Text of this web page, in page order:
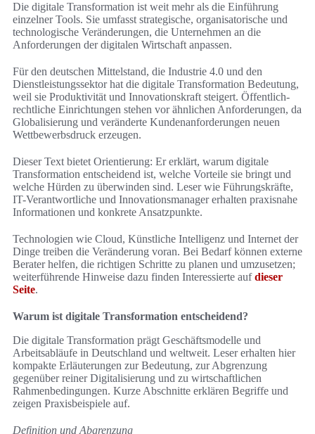
Die digitale Transformation ist weit mehr als die Einführung
einzelner Tools. Sie umfasst strategische, organisatorische und
technologische Veränderungen, die Unternehmen an die
Anforderungen der digitalen Wirtschaft anpassen.
Für den deutschen Mittelstand, die Industrie 4.0 und den
Dienstleistungssektor hat die digitale Transformation Bedeutung,
weil sie Produktivität und Innovationskraft steigert. Öffentlich-
rechtliche Einrichtungen stehen vor ähnlichen Anforderungen, da
Globalisierung und veränderte Kundenanforderungen neuen
Wettbewerbsdruck erzeugen.
Dieser Text bietet Orientierung: Er erklärt, warum digitale
Transformation entscheidend ist, welche Vorteile sie bringt und
welche Hürden zu überwinden sind. Leser wie Führungskräfte,
IT-Verantwortliche und Innovationsmanager erhalten praxisnahe
Informationen und konkrete Ansatzpunkte.
Technologien wie Cloud, Künstliche Intelligenz und Internet der
Dinge treiben die Veränderung voran. Bei Bedarf können externe
Berater helfen, die richtigen Schritte zu planen und umzusetzen;
weiterführende Hinweise dazu finden Interessierte aufdieser
Seite.
Warum ist digitale Transformation entscheidend?
Die digitale Transformation prägt Geschäftsmodelle und
Arbeitsabläufe in Deutschland und weltweit. Leser erhalten hier
kompakte Erläuterungen zur Bedeutung, zur Abgrenzung
gegenüber reiner Digitalisierung und zu wirtschaftlichen
Rahmenbedingungen. Kurze Abschnitte erklären Begriffe und
zeigen Praxisbeispiele auf.
Definition und Abgrenzung